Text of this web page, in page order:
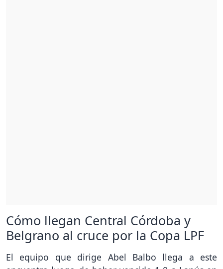
Cómo llegan Central Córdoba y
Belgrano al cruce por la Copa LPF
El equipo que dirige Abel Balbo llega a este